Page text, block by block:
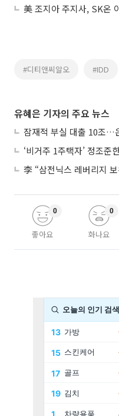
#디티앤씨알오 #IDD
유혜은 기자의 주요 뉴스
잠재적 부실 대출 10조…
좋아요
0
화나요
0